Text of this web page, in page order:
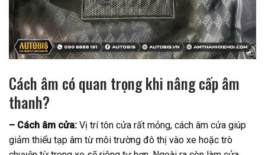
Cách âm có quan trọng khi nâng cấp âm
thanh?
– Cách âm cửa: Vị trí tôn cửa rất mỏng, cách âm cửa giúp
giảm thiểu tạp âm từ môi trường đô thị vào xe hoặc trò